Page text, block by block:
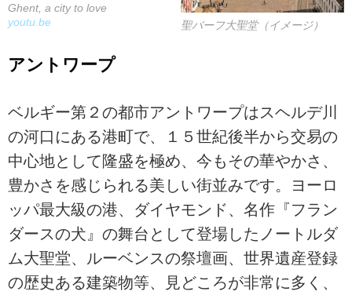
Ghent, a city to love
youtu.be
聖バーフ大聖堂（イメージ）
アントワープ
ベルギー第２の都市アントワープはスヘルデ川
の河口にある港町で、１５世紀後半から交易の
中心地として隆盛を極め、今もその華やかさ、
豊かさを感じられる美しい街並みです。ヨーロ
ッパ最大級の港、ダイヤモンド、名作『フラン
ダースの犬』の舞台として登場したノートルダ
ム大聖堂、ルーベンスの祭壇画、世界遺産登録
の歴史ある建築物等、見どころが非常に多く、